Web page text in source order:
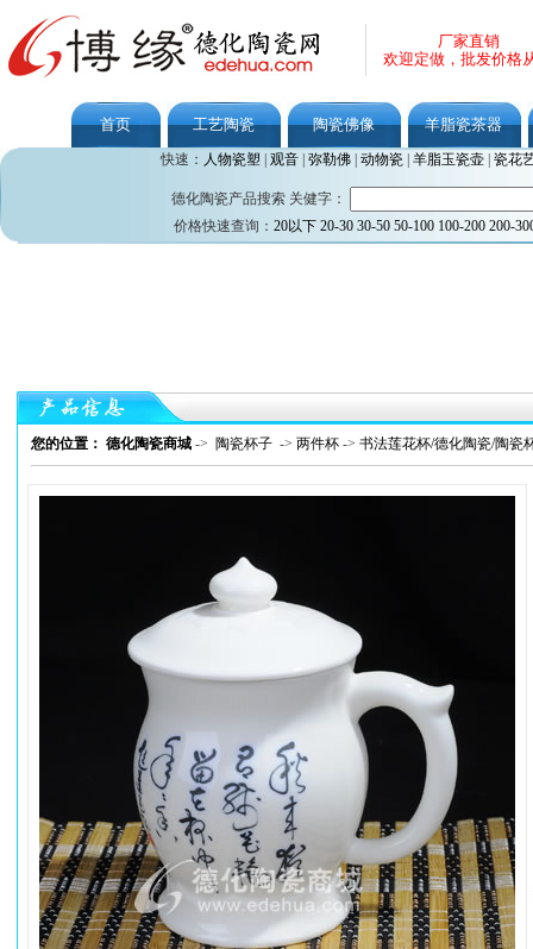
厂家直销
欢迎定做，批发价格
首页 工艺陶瓷 陶瓷佛像 羊脂瓷茶器
快速： 人物瓷塑 观音| 弥勒佛| 动物瓷| 羊脂玉瓷壶| 瓷花
德化陶瓷产品搜索 关健字：
价格快速查询： 20以下 20-30 30-50 50-100 100-200 200-
您的位置： 德化陶瓷商城 -> 陶瓷杯子 -> 两件杯 -> 书法莲花杯/德化陶瓷/陶瓷